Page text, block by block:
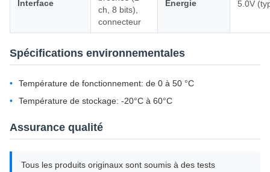
Interface
ch, 8 bits),
connecteur
Énergie 5.0V
Spécifications environnementales
Température de fonctionnement: de 0 à 50 °C
Température de stockage: -20°C à 60°C
Assurance qualité
Tous les produits originaux sont soumis à des tests